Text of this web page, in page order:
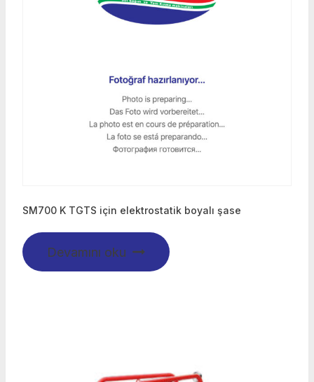
SM700 K TGTS için elektrostatik boyalı şase
Devamını oku